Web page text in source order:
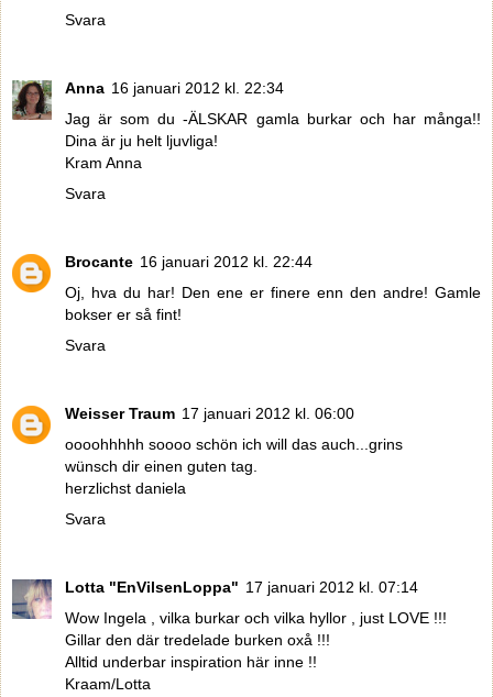
Svara
Anna 16 januari 2012 kl. 22:34
Jag är som du -ÄLSKAR gamla burkar och har många!!
Dina är ju helt ljuvliga!
Kram Anna
Svara
Brocante 16 januari 2012 kl. 22:44
Oj, hva du har! Den ene er finere enn den andre! Gamle
bokser er så fint!
Svara
Weisser Traum 17 januari 2012 kl. 06:00
oooohhhhh soooo schön ich will das auch...grins
wünsch dir einen guten tag.
herzlichst daniela
Svara
Lotta "EnVilsenLoppa" 17 januari 2012 kl. 07:14
Wow Ingela , vilka burkar och vilka hyllor , just LOVE !!!
Gillar den där tredelade burken oxå !!!
Alltid underbar inspiration här inne !!
Kraam/Lotta